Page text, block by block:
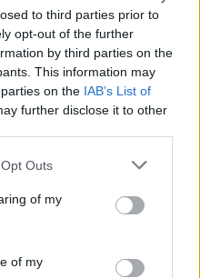
to third parties prior to
opt-out of the further
by third parties on the
This information may
on the IAB’s List of
further disclose it to other
uses one or more Google
You may click to
and its third-party tags to
purposes in below Google
Outs
of my
of my